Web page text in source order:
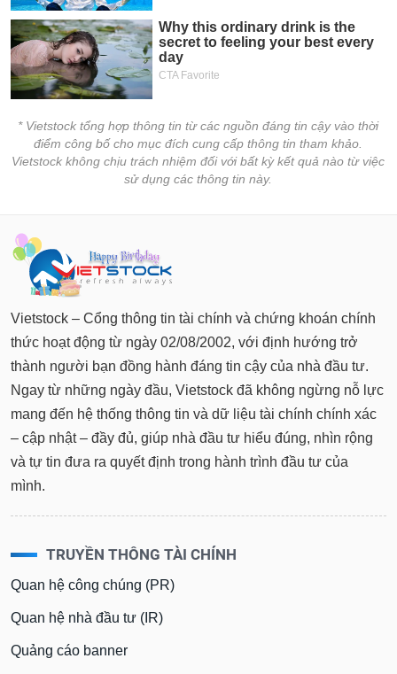
* Vietstock tổng hợp thông tin từ các nguồn đáng tin cậy vào thời
điểm công bố cho mục đích cung cấp thông tin tham khảo.
Vietstock không chịu trách nhiệm đối với bất kỳ kết quả nào từ việc
sử dụng các thông tin này.
Vietstock – Cổng thông tin tài chính và chứng khoán chính
thức hoạt động từ ngày 02/08/2002, với định hướng trở
thành người bạn đồng hành đáng tin cậy của nhà đầu tư.
Ngay từ những ngày đầu, Vietstock đã không ngừng nỗ lực
mang đến hệ thống thông tin và dữ liệu tài chính chính xác
– cập nhật – đầy đủ, giúp nhà đầu tư hiểu đúng, nhìn rộng
và tự tin đưa ra quyết định trong hành trình đầu tư của
mình.
TRUYỀN THÔNG TÀI CHÍNH
Quan hệ công chúng (PR)
Quan hệ nhà đầu tư (IR)
Quảng cáo banner
Công
đầu
thông
tài
chính
Dữ
liệu
tài
chính